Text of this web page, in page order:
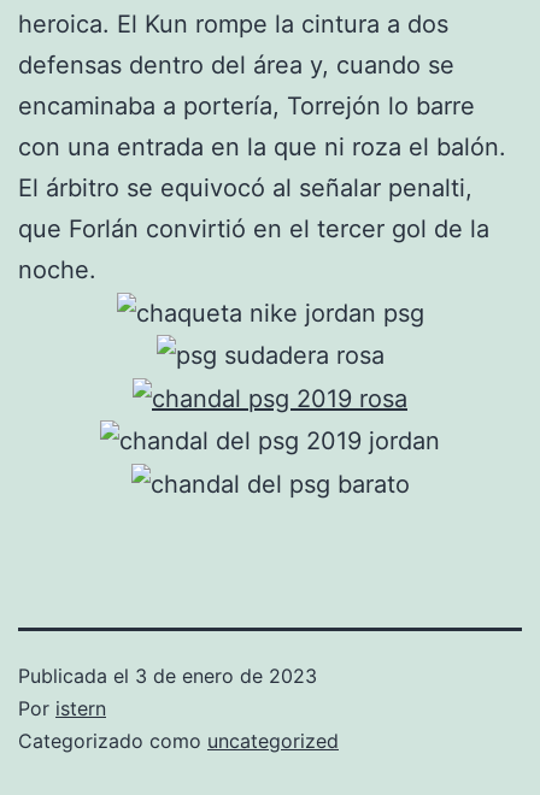
heroica. El Kun rompe la cintura a dos
defensas dentro del área y, cuando se
encaminaba a portería, Torrejón lo barre
con una entrada en la que ni roza el balón.
El árbitro se equivocó al señalar penalti,
que Forlán convirtió en el tercer gol de la
noche.
Publicada el 3 de enero de 2023
Por istern
Categorizado como uncategorized